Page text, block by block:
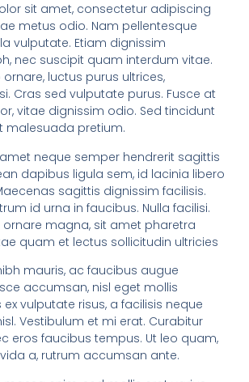
sit amet, consectetur adipiscing
metus odio. Nam pellentesque
vulputate. Etiam dignissim
nec suscipit quam interdum vitae.
luctus purus ultrices,
Cras sed vulputate purus. Fusce at
vitae dignissim odio. Sed tincidunt
malesuada pretium.
neque semper hendrerit sagittis
dapibus ligula sem, id lacinia libero
sagittis dignissim facilisis.
id urna in faucibus. Nulla facilisi.
magna, sit amet pharetra
quam et lectus sollicitudin ultricies
mauris, ac faucibus augue
accumsan, nisl eget mollis
vulputate risus, a facilisis neque
Vestibulum et mi erat. Curabitur
eros faucibus tempus. Ut leo quam,
a, rutrum accumsan ante.